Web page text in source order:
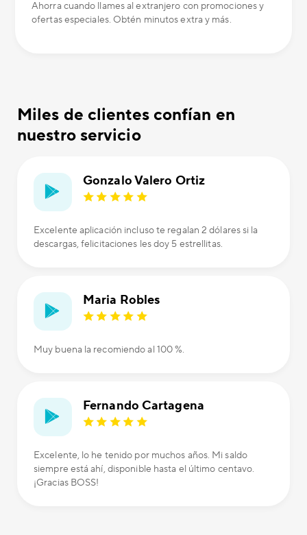
Ahorra cuando llames al extranjero con promociones y
ofertas especiales. Obtén minutos extra y más.
Miles de clientes confían en
nuestro servicio
Gonzalo Valero Ortiz
Excelente aplicación incluso te regalan 2 dólares si la
descargas, felicitaciones les doy 5 estrellitas.
Maria Robles
Muy buena la recomiendo al 100 %.
Fernando Cartagena
Excelente, lo he tenido por muchos años. Mi saldo
siempre está ahí, disponible hasta el último centavo.
¡Gracias BOSS!